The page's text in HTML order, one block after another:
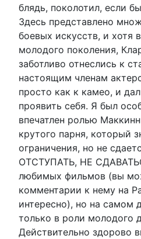
блядь, поколотил, если
Здесь представлено
боевых искусств, и хотя
молодого поколения,
заботливо отнеслись к
настоящим членам
просто как к камео, и
проявить себя. Я был
впечатлен ролью
крутого парня, который
ограничения, но не
ОТСТУПАТЬ, НЕ
любимых фильмов (вы
комментарии к нему на
интересно), но на самом
только в роли молодого
Действительно здорово